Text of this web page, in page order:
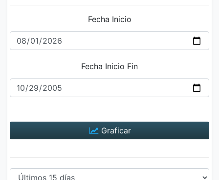
Fecha Inicio
Fecha Inicio Fin
Graficar